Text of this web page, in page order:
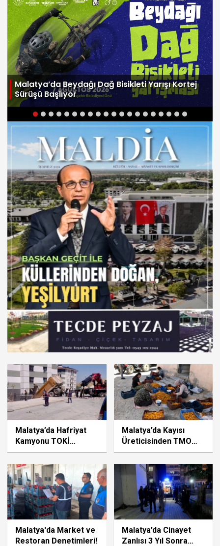
Malatya’da Beydağı Dağ Bisikleti Yarışı Kortej
Sürüşü Başlıyor
Malatya’da Hafriyat
Kamyonu TOKİ
Konutlarına Çarptı
Malatya’da Kayısı
Üreticisinden TMO
Çağrısı!
Malatya'da Market ve
Restoran Denetimleri!
Malatya’da Cinayet
Zanlısı 3 Yıl Sonra